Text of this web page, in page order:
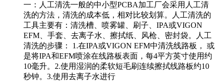
一：人工清洗一般的中小型PCBA加工厂会采用人工清
洗的方法，清洗的成本低，相对比较划算。人工清洗的
工具主要有：清洗槽、喷雾罐、刷子、IPA或VIGON
EFM、手套、去离子水、擦拭纸、风枪、密封袋。人工
清洗的步骤： 1.在IPA或VIGON EFM中清洗线路板， 或
是将IPA和EFM喷涂在线路板表面，每4平方英寸使用约
10毫升。2.使用湿润的柔软短毛刷连续擦拭线路板约10
秒钟。3.使用去离子水进行